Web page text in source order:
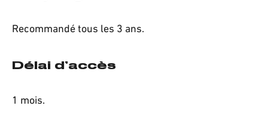
Recommandé tous les 3 ans.
Délai d’accès
1 mois.